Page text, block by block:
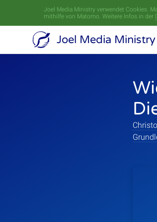
Joel Media Ministry verwendet Cookies.
mithilfe von Matomo. Weitere Infos in der
Joel Media Ministry